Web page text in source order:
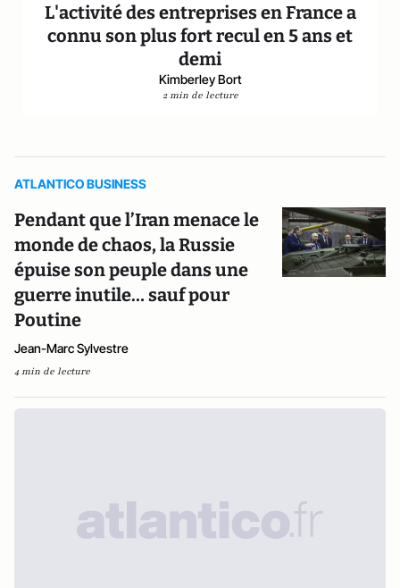
L'activité des entreprises en France a
connu son plus fort recul en 5 ans et
demi
Kimberley Bort
2 min de lecture
ATLANTICO BUSINESS
Pendant que l’Iran menace le
monde de chaos, la Russie
épuise son peuple dans une
guerre inutile… sauf pour
Poutine
Jean-Marc Sylvestre
4 min de lecture